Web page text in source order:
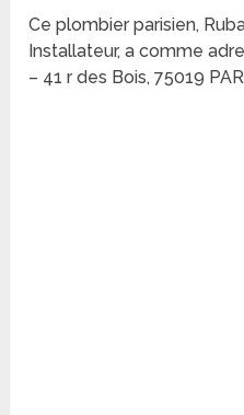
Ce plombier parisien,
Installateur, a comme
– 41 r des Bois, 75019